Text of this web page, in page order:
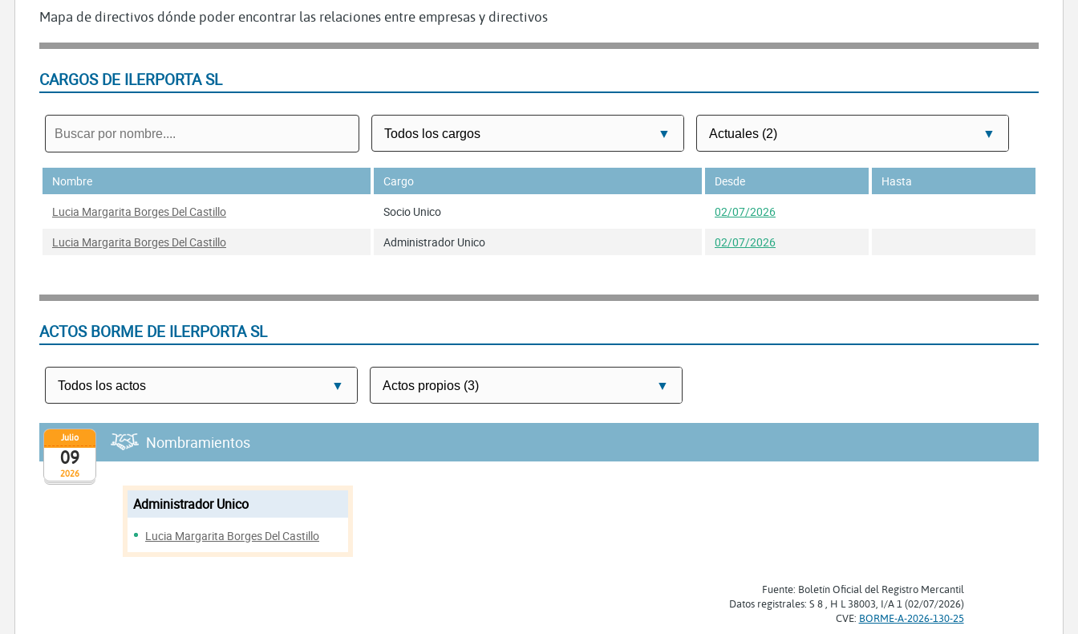
Mapa de directivos dónde poder encontrar las relaciones entre empresas y directivos
CARGOS DE ILERPORTA SL
Nombre Cargo Desde
Hasta
Lucia Margarita Borges Del Castillo
Socio Unico
02/07/2026
Lucia Margarita Borges Del Castillo
Administrador Unico 02/07/2026
ACTOS BORME DE ILERPORTA SL
2026
Julio
09
Nombramientos
Administrador Unico
Lucia Margarita Borges Del Castillo
Fuente: Boletín Oficial del Registro Mercantil
Datos registrales: S 8 , H L 38003, I/A 1 (02/07/2026)
CVE: BORME-A-2026-130-25